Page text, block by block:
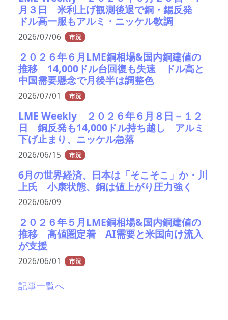
月３日 米利上げ観測後退で銅・錫反発
ドル高一服もアルミ・ニッケル軟調
2026/07/06 市況
２０２６年６月LME銅相場&国内銅建値の
推移 14,000ドル台回復も失速 ドル高と
中国需要懸念で月後半は調整色
2026/07/01 市況
LME Weekly ２０２６年６月８日－１２
日 銅反発も14,000ドル持ち越し アルミ
下げ止まり、ニッケル急落
2026/06/15 市況
6月の世界経済、日本は「そこそこ」か・川
上氏 小康状態、銅は値上がり圧力強く
2026/06/09
２０２６年５月LME銅相場&国内銅建値の
推移 高値圏定着 AI需要と米国向け流入
が支援
2026/06/01 市況
記事一覧へ